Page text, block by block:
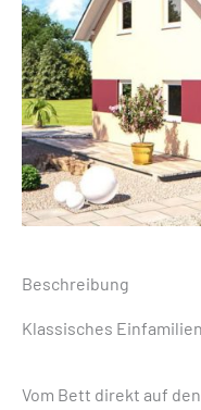
Beschreibung
Klassisches
Vom Bett direkt auf